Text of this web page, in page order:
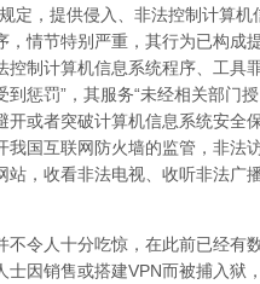
定，提供侵入、非法控制计算机
，情节特别严重，其行为已构成
控制计算机信息系统程序、工具罪
到惩罚”，其服务“未经相关部门授
开或者突破计算机信息系统安全
我国互联网防火墙的监管，非法
站，收看非法电视、收听非法广
不令人十分吃惊，在此前已经有
士因销售或搭建VPN而被捕入狱